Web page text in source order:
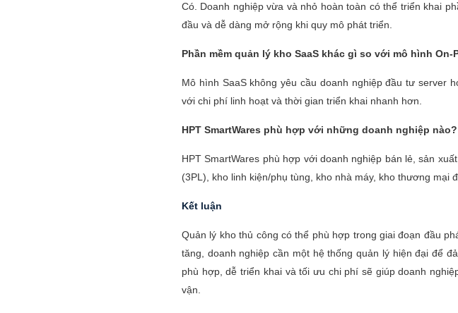
Có. Doanh nghiệp vừa và nhỏ hoàn toàn có thể triển khai
đầu và dễ dàng mở rộng khi quy mô phát triển.
Phần mềm quản lý kho SaaS khác gì so với mô hình On-
Mô hình SaaS không yêu cầu doanh nghiệp đầu tư server
với chi phí linh hoạt và thời gian triển khai nhanh hơn.
HPT SmartWares phù hợp với những doanh nghiệp nào?
HPT SmartWares phù hợp với doanh nghiệp bán lẻ, sản
(3PL), kho linh kiện/phụ tùng, kho nhà máy, kho thương
Kết luận
Quản lý kho thủ công có thể phù hợp trong giai đoạn đầu
tăng, doanh nghiệp cần một hệ thống quản lý hiện đại để
phù hợp, dễ triển khai và tối ưu chi phí sẽ giúp doanh
vận.